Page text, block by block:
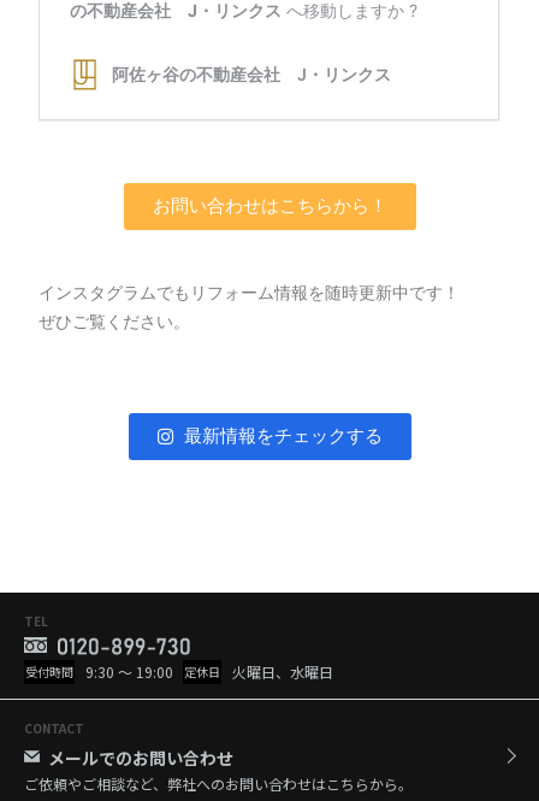
お問い合わせはこちらから！
インスタグラムでもリフォーム情報を随時更新中です！
ぜひご覧ください。
最新情報をチェックする
TEL
受付時間 9:30 ～ 19:00 定休日 火曜日、水曜日
CONTACT
メールでのお問い合わせ
ご依頼やご相談など、弊社へのお問い合わせはこちらから。